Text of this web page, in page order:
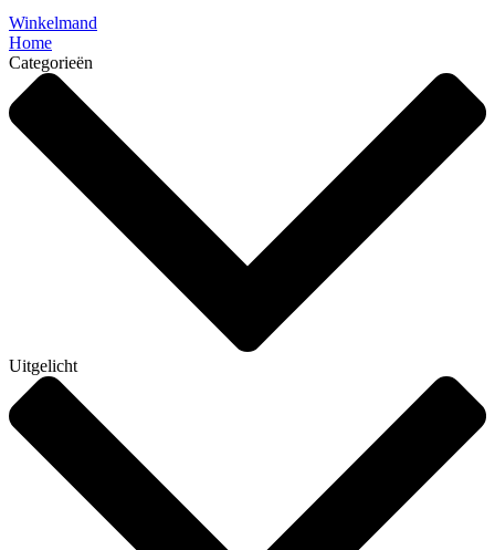
Winkelmand
Home
Categorieën
Uitgelicht